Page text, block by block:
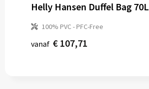
Helly Hansen Duffel Bag 70L
100% PVC - PFC-Free
vanaf € 107,71